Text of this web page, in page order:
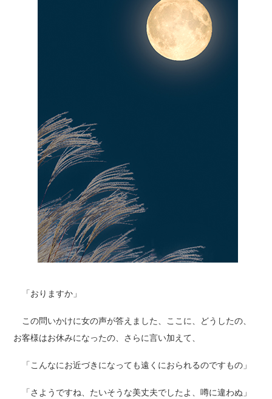
「おりますか」
この問いかけに女の声が答えました、ここに、どうしたの、
お客様はお休みになったの、さらに言い加えて、
「こんなにお近づきになっても遠くにおられるのですもの」
「さようですね、たいそうな美丈夫でしたよ、噂に違わぬ」